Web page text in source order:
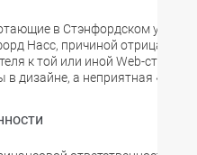
в Стэнфордском
Насс, причиной
к той или иной Web-
в дизайне, а неприятная